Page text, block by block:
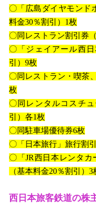
〇「広島ダイヤモンド
料金30％割引） 1枚
〇同レストラン割引券（
〇「ジェイアール西
引） 9枚
〇同レストラン・喫茶
枚
〇同レンタルコスチ
引）各1枚
〇同駐車場優待券6枚
〇「日本旅行」旅行割
〇「JR西日本レンタカ
（基本料金20％割引） 3
西日本旅客鉄道の株